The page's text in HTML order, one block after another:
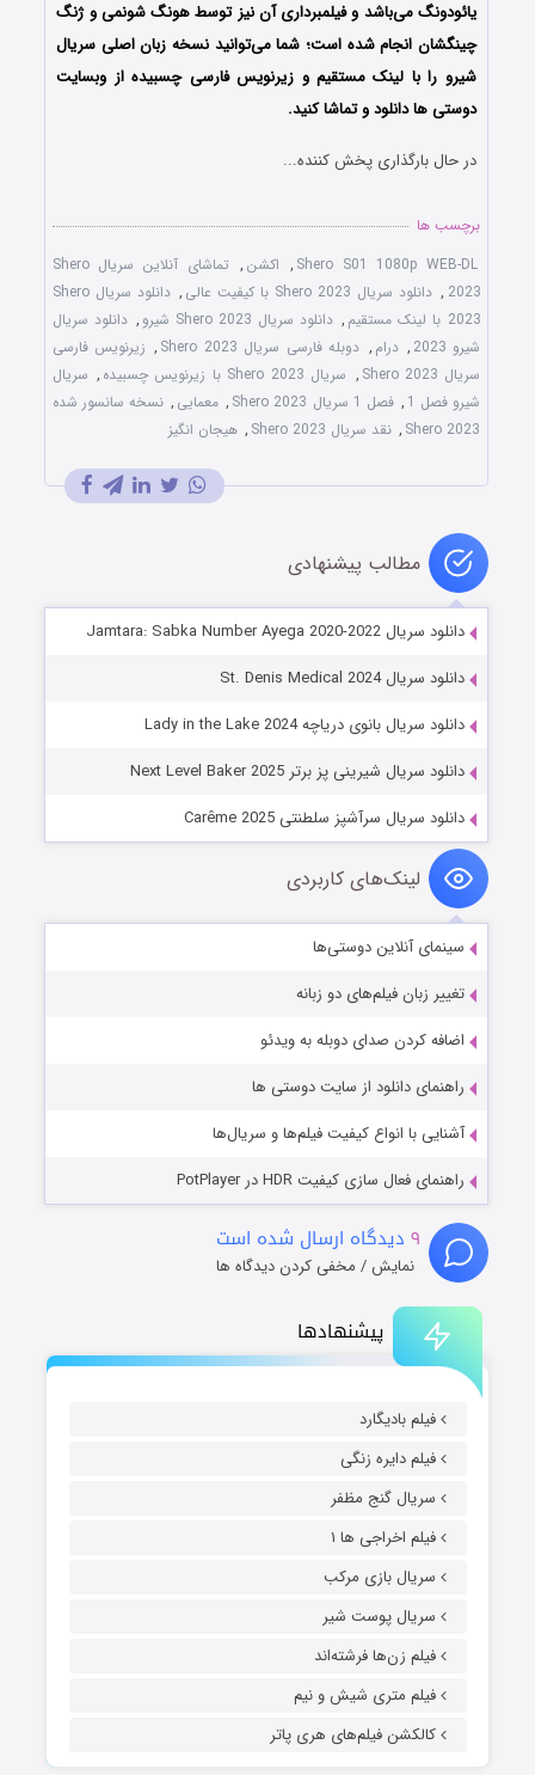
پیشنهادها
فیلم بادیگارد
فیلم دایره زنگی
سریال گنج مظفر
فیلم اخراجی ها ۱
سریال بازی مرکب
سریال پوست شیر
فیلم زن‌ها فرشته‌اند
فیلم متری شیش و نیم
کالکشن فیلم‌های هری پاتر
یائودونگ می‌باشد و فیلمبرداری آن نیز توسط هونگ شونمی و ژنگ
چینگشان انجام شده است؛ شما می‌توانید نسخه زبان اصلی سریال
شیرو را با لینک مستقیم و زیرنویس فارسی چسبیده از وبسایت
دوستی ها دانلود و تماشا کنید.
در حال بارگذاری پخش کننده...
برچسب ها
Shero S01 1080p WEB-DL
, اکشن ,
تماشای آنلاین سریال Shero
2023
, دانلود سریال Shero 2023 با کیفیت عالی ,
دانلود سریال Shero
2023 با لینک مستقیم
, دانلود سریال Shero 2023 شیرو , دانلود سریال
شیرو 2023
, درام , دوبله فارسی سریال Shero 2023 , زیرنویس فارسی
سریال Shero 2023
, سریال Shero 2023 با زیرنویس چسبیده , سریال
شیرو فصل 1
, فصل 1 سریال Shero 2023 , معمایی , نسخه سانسور شده
Shero 2023
, نقد سریال Shero 2023 , هیجان انگیز
مطالب پیشنهادی
دانلود سریال Jamtara: Sabka Number Ayega 2020-2022
دانلود سریال St. Denis Medical 2024
دانلود سریال بانوی دریاچه Lady in the Lake 2024
دانلود سریال شیرینی پز برتر Next Level Baker 2025
دانلود سریال سرآشپز سلطنتی Carême 2025
لینک‌های کاربردی
سینمای آنلاین دوستی‌ها
تغییر زبان فیلم‌های دو زبانه
اضافه کردن صدای دوبله به ویدئو
راهنمای دانلود از سایت دوستی ها
آشنایی با انواع کیفیت فیلم‌ها و سریال‌ها
راهنمای فعال سازی کیفیت HDR در PotPlayer
۹ دیدگاه ارسال شده است
نمایش / مخفی کردن دیدگاه ها